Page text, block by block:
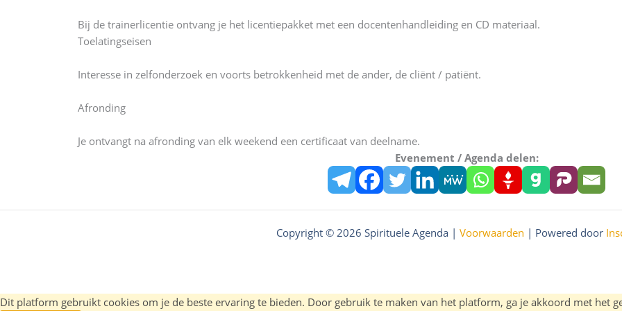
Bij de trainerlicentie ontvang je het licentiepakket met een docentenhandleiding en CD materiaal.
Toelatingseisen
Interesse in zelfonderzoek en voorts betrokkenheid met de ander, de cliënt / patiënt.
Afronding
Je ontvangt na afronding van elk weekend een certificaat van deelname.
Evenement / Agenda delen:
Copyright © 2026 Spirituele Agenda | Voorwaarden | Powered door
Dit platform gebruikt cookies om je de beste ervaring te bieden. Door gebruik te maken van het platform, ga je akkoord met het